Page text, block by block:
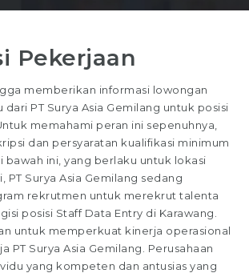
Pekerjaan
memberikan informasi lowongan
PT Surya Asia Gemilang untuk posisi
memahami peran ini sepenuhnya,
dan persyaratan kualifikasi minimum
bawah ini, yang berlaku untuk lokasi
PT Surya Asia Gemilang sedang
rekrutmen untuk merekrut talenta
posisi Staff Data Entry di Karawang.
untuk memperkuat kinerja operasional
PT Surya Asia Gemilang. Perusahaan
yang kompeten dan antusias yang